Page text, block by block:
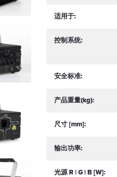
适用于:
控制系统:
安全标准:
产品重量(kg):
尺寸 [mm]:
输出功率:
光源 R | G | B [W]: